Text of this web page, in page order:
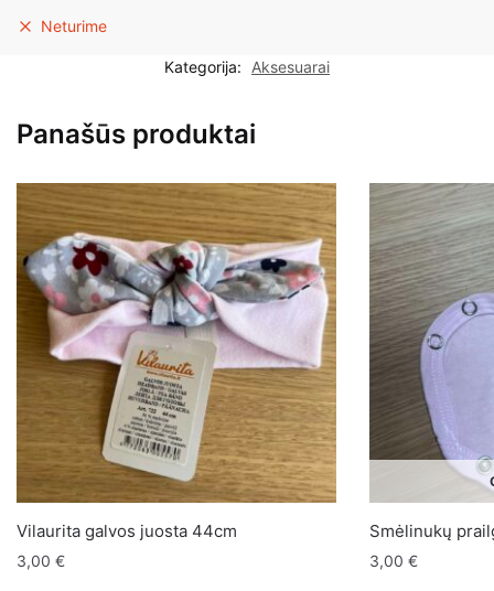
Neturime
Kategorija: Aksesuarai
Panašūs produktai
Vilaurita galvos juosta 44cm
3,00 €
Smėlinukų
3,00 €